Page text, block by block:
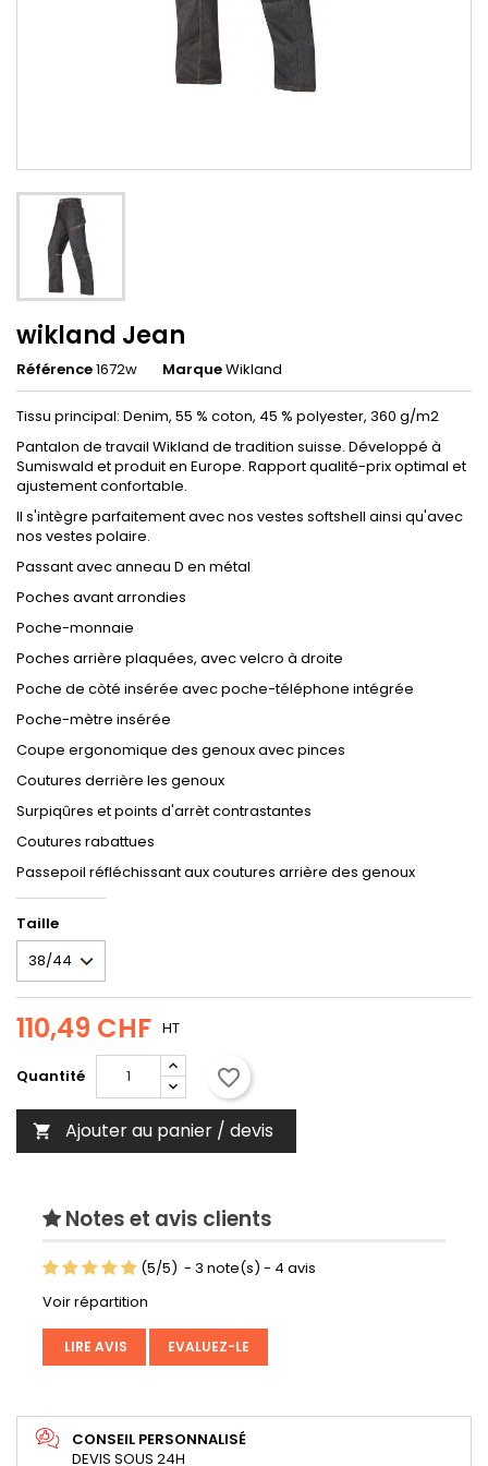
wikland Jean
Référence1672w MarqueWikland
Tissu principal: Denim, 55 % coton, 45 % polyester, 360 g/m2
Pantalon de travail Wikland de tradition suisse. Développé à
Sumiswald et produit en Europe. Rapport qualité-prix optimal et
ajustement confortable.
Il s'intègre parfaitement avec nos vestes softshell ainsi qu'avec
nos vestes polaire.
Passant avec anneau D en métal
Poches avant arrondies
Poche-monnaie
Poches arrière plaquées, avec velcro à droite
Poche de còté insérée avec poche-téléphone intégrée
Poche-mètre insérée
Coupe ergonomique des genoux avec pinces
Coutures derrière les genoux
Surpiqûres et points d'arrèt contrastantes
Coutures rabattues
Passepoil réfléchissant aux coutures arrière des genoux
Taille
110,49 CHF HT
Quantité favorite_border
 Ajouter au panier / devis
Notes et avis clients
(5/5) - 3 note(s) - 4 avis
Voir répartition
LIRE AVIS EVALUEZ-LE
CONSEIL PERSONNALISÉ
DEVIS SOUS 24H